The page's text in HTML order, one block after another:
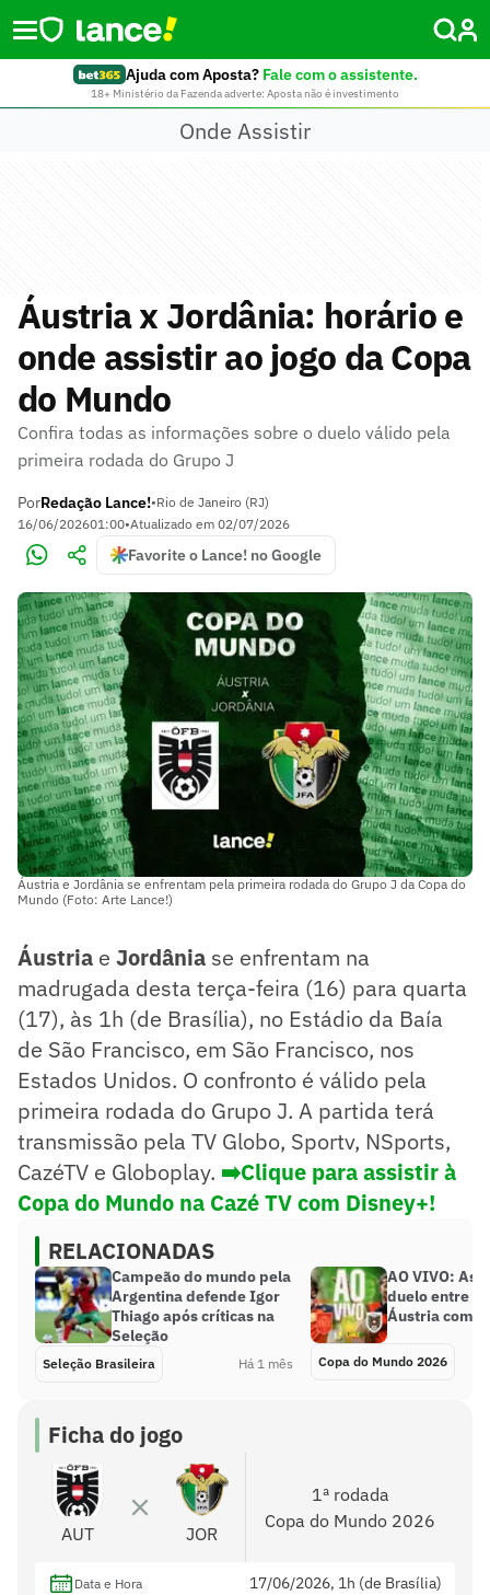
Ajuda com Aposta? Fale com o assistente.
18+ Ministério da Fazenda adverte: Aposta não é investimento
Onde Assistir
Áustria x Jordânia: horário e
onde assistir ao jogo da Copa
do Mundo
Confira todas as informações sobre o duelo válido pela
primeira rodada do Grupo J
PorRedação Lance!•Rio de Janeiro (RJ)
16/06/202601:00•Atualizado em 02/07/2026
Favorite o Lance! no Google
Áustria e Jordânia se enfrentam pela primeira rodada do Grupo J da Copa do
Mundo (Foto: Arte Lance!)
Áustria e Jordânia se enfrentam na
madrugada desta terça-feira (16) para quarta
(17), às 1h (de Brasília), no Estádio da Baía
de São Francisco, em São Francisco, nos
Estados Unidos. O confronto é válido pela
primeira rodada do Grupo J. A partida terá
transmissão pela TV Globo, Sportv, NSports,
CazéTV e Globoplay. ➡️Clique para assistir à
Copa do Mundo na Cazé TV com Disney+!
RELACIONADAS
Campeão do mundo pela
Argentina defende Igor
Thiago após críticas na
Seleção
Seleção Brasileira Há 1 mês
AO VIVO:
duelo entre
Áustria com o
Copa do Mundo 2026
Ficha do jogo
AUT JOR
1ª rodada
Copa do Mundo 2026
Data e Hora 17/06/2026, 1h (de Brasília)